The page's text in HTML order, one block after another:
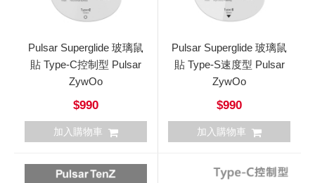
Pulsar Superglide 玻璃鼠
貼 Type-C控制型 Pulsar
ZywOo
$990
加入購物車
Pulsar Superglide 玻璃鼠
貼 Type-S速度型 Pulsar
ZywOo
$990
加入購物車